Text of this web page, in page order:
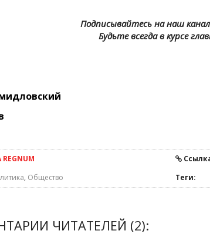
Подписывайтесь на наш
Будьте всегда в курсе
, Общество Теги:
ЧИТАТЕЛЕЙ (2):